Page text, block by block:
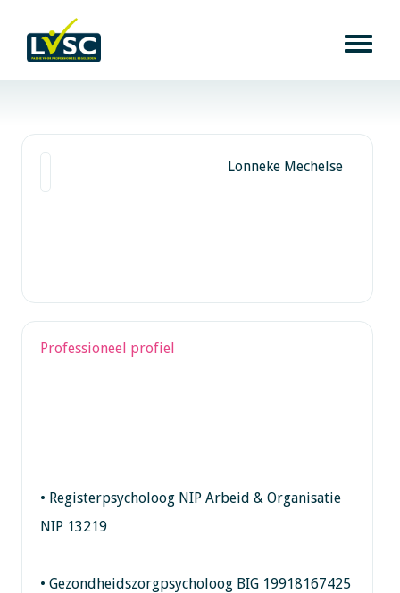
Lonneke Mechelse
Professioneel profiel
• Registerpsycholoog NIP Arbeid & Organisatie
NIP 13219
• Gezondheidszorgpsycholoog BIG 19918167425